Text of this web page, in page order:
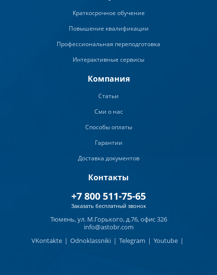
Краткосрочное обучение
Повышение квалификации
Профессиональная переподготовка
Интерактивные сервисы
Компания
Статьи
Сми о нас
Способы оплаты
Гарантии
Доставка документов
Контакты
+7 800 511-75-65
Заказать бесплатный звонок
Тюмень, ул. М.Горького, д.76, офис 326
info@astobr.com
VKontakte | Odnoklassniki | Telegram | Youtube |